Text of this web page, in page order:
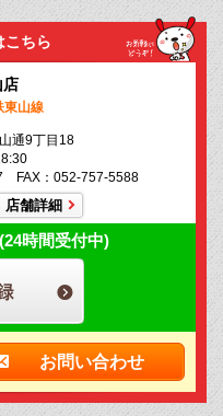
こちら
店
東山線
通9丁目18
FAX：052-757-5588
店舗詳細
時間受付中)
お問い合わせ